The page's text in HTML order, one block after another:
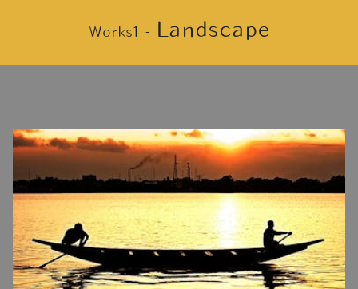
Works1 - Landscape